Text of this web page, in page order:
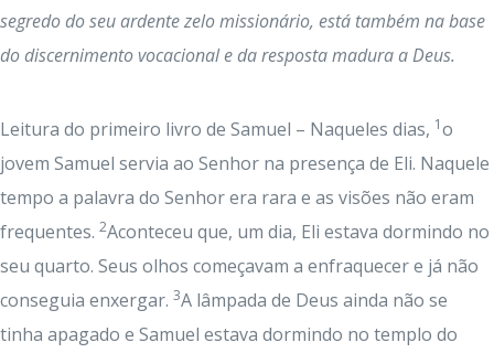
segredo do seu ardente zelo missionário, está também na base
do discernimento vocacional e da resposta madura a Deus.
Leitura do primeiro livro de Samuel – Naqueles dias, 1o
jovem Samuel servia ao Senhor na presença de Eli. Naquele
tempo a palavra do Senhor era rara e as visões não eram
frequentes. 2Aconteceu que, um dia, Eli estava dormindo no
seu quarto. Seus olhos começavam a enfraquecer e já não
conseguia enxergar. 3A lâmpada de Deus ainda não se
tinha apagado e Samuel estava dormindo no templo do